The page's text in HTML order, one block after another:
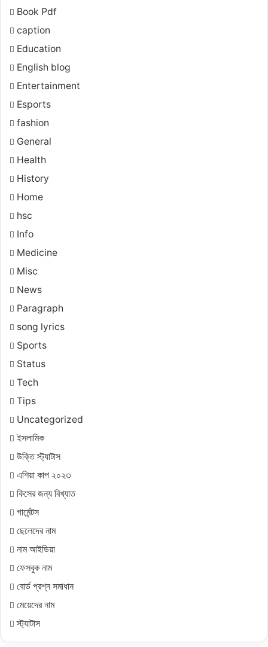
Book Pdf
caption
Education
English blog
Entertainment
Esports
fashion
General
Health
History
Home
hsc
Info
Medicine
Misc
News
Paragraph
song lyrics
Sports
Status
Tech
Tips
Uncategorized
ইসলামিক
উক্তি স্ট্যাটাস
এশিয়া কাপ ২০২৩
কিসের জন্য বিখ্যাত
গার্মেন্টস
ছেলেদের নাম
নাম আইডিয়া
ফেসবুক নাম
বোর্ড প্রশ্ন সমাধান
মেয়েদের নাম
স্ট্যাটাস